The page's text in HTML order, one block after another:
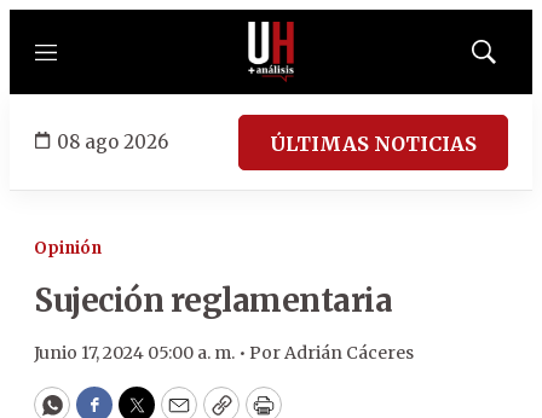
Menú
Mostrar
08 ago 2026 ÚLTIMAS NOTICIAS
Opinión
Sujeción reglamentaria
Junio 17, 2024 05:00 a. m. • PorAdrián Cáceres